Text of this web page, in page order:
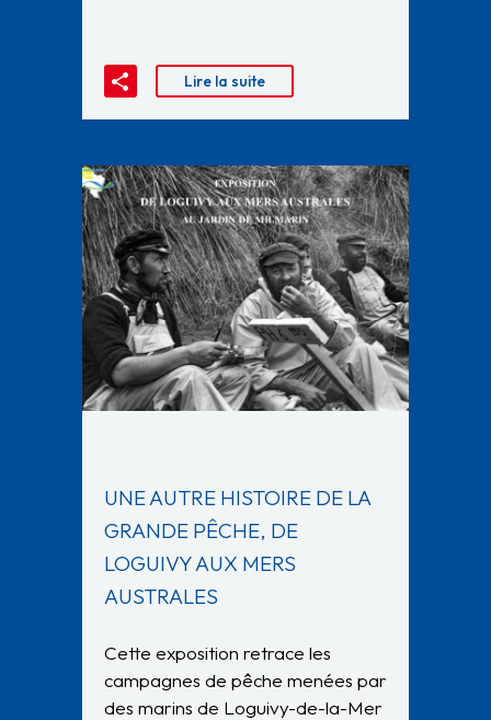
Lire la suite
UNE AUTRE HISTOIRE DE LA
GRANDE PÊCHE, DE
LOGUIVY AUX MERS
AUSTRALES
Cette exposition retrace les
campagnes de pêche menées par
des marins de Loguivy-de-la-Mer